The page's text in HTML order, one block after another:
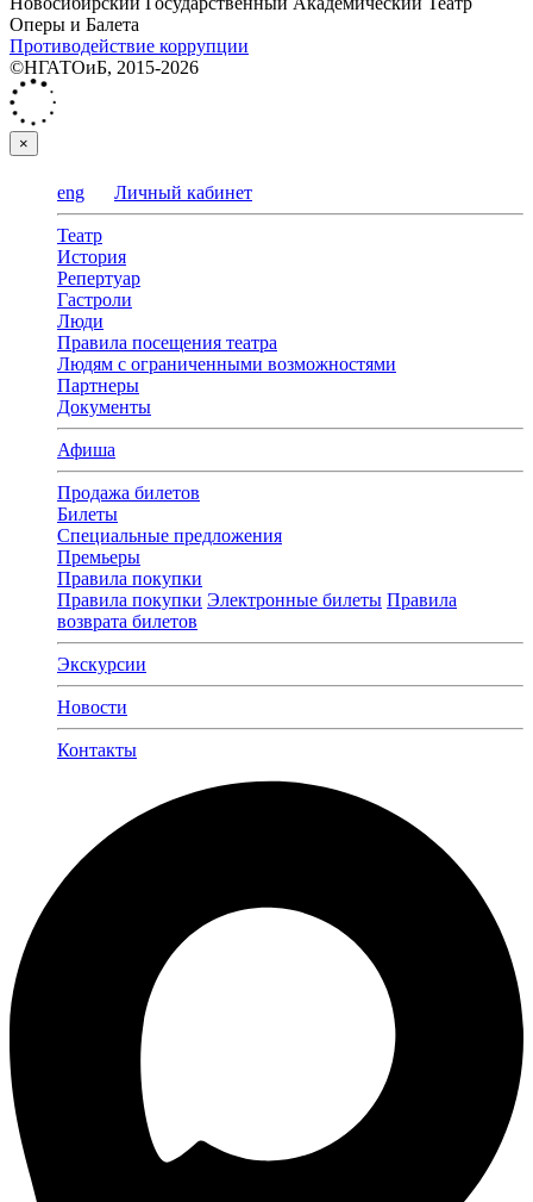
Оперы и Балета
Противодействие коррупции
©НГАТОиБ, 2015-2026
×
eng Личный кабинет
Театр
История
Репертуар
Гастроли
Люди
Правила посещения театра
Людям с ограниченными возможностями
Партнеры
Документы
Афиша
Продажа билетов
Билеты
Специальные предложения
Премьеры
Правила покупки
Правила покупки Электронные билеты Правила
возврата билетов
Экскурсии
Новости
Контакты